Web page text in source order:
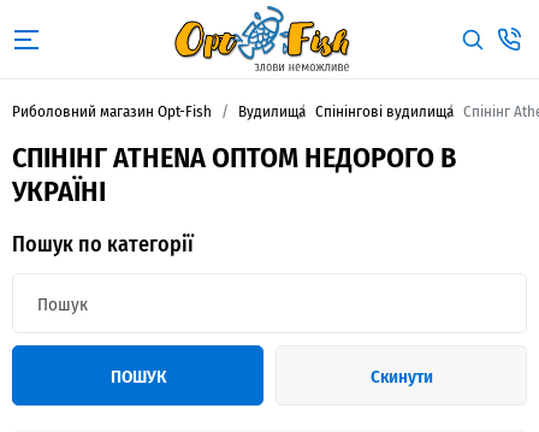
Риболовний магазин Opt-Fish Вудилища Спінінгові вудилища Спінінг
СПІНІНГ ATHENA ОПТОМ НЕДОРОГО В
УКРАЇНІ
Пошук по категорії
ПОШУК Скинути